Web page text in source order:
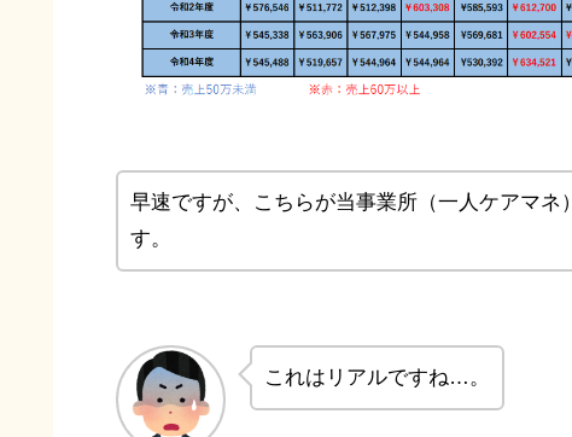
早速ですが、こちらが当事業所（一人ケアマ
す。
これはリアルですね…。